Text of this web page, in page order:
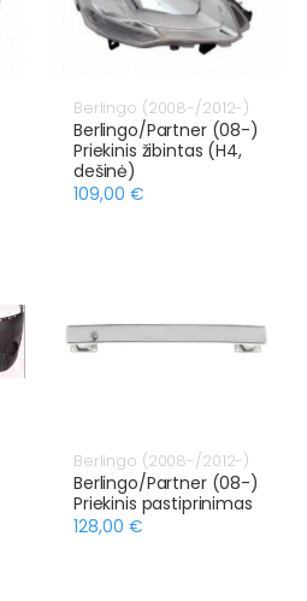
Berlingo (2008-/2012-)
Berlingo/Partner (08-)
Priekinis žibintas (H4,
dešinė)
109,00 €
Berlingo (2008-/2012-)
Berlingo/Partner (08-)
Priekinis pastiprinimas
128,00 €